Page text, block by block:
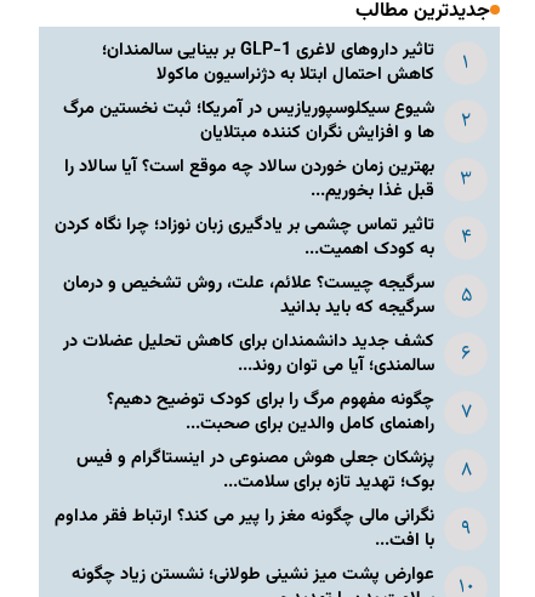
جدیدترین مطالب
تاثیر داروهای لاغری GLP-1 بر بینایی سالمندان؛
کاهش احتمال ابتلا به دژنراسیون ماکولا
شیوع سیکلوسپوریازیس در آمریکا؛ ثبت نخستین مرگ
ها و افزایش نگران کننده مبتلایان
بهترین زمان خوردن سالاد چه موقع است؟ آیا سالاد را
قبل غذا بخوریم...
تاثیر تماس چشمی بر یادگیری زبان نوزاد؛ چرا نگاه کردن
به کودک اهمیت...
سرگیجه چیست؟ علائم، علت، روش تشخیص و درمان
سرگیجه که باید بدانید
کشف جدید دانشمندان برای کاهش تحلیل عضلات در
سالمندی؛ آیا می توان روند...
چگونه مفهوم مرگ را برای کودک توضیح دهیم؟
راهنمای کامل والدین برای صحبت...
پزشکان جعلی هوش مصنوعی در اینستاگرام و فیس
بوک؛ تهدید تازه برای سلامت...
نگرانی مالی چگونه مغز را پیر می کند؟ ارتباط فقر مداوم
با افت...
عوارض پشت میز نشینی طولانی؛ نشستن زیاد چگونه